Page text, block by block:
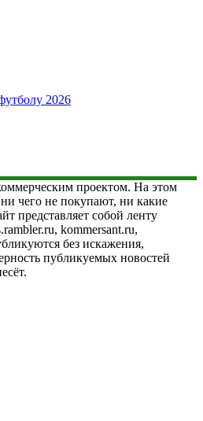
2026
проектом. На этом
чего не покупают, ни какие
представляет собой ленту
kommersant.ru,
без искажения,
публикуемых новостей